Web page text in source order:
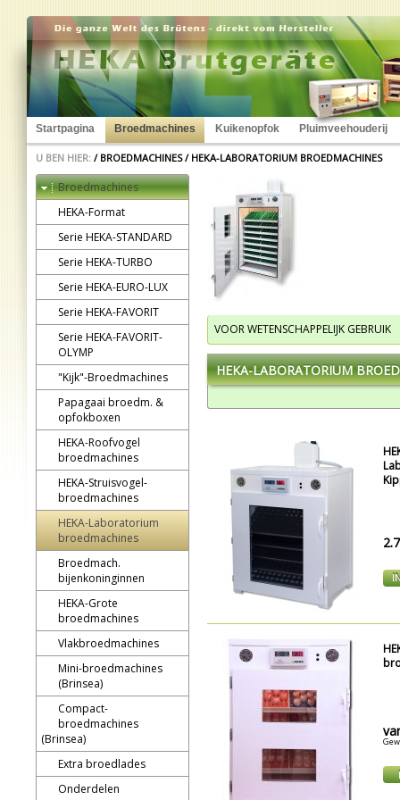
Startpagina Broedmachines Kuikenopfok Pluimveehouderij
U BEN HIER: / BROEDMACHINES/ HEKA-LABORATORIUM BROEDMACHINES
Broedmachines
HEKA-Format
Serie HEKA-STANDARD
Serie HEKA-TURBO
Serie HEKA-EURO-LUX
Serie HEKA-FAVORIT
Serie HEKA-FAVORIT-
OLYMP
"Kijk"-Broedmachines
Papagaai broedm. &
opfokboxen
HEKA-Roofvogel
broedmachines
HEKA-Struisvogel-
broedmachines
HEKA-Laboratorium
broedmachines
Broedmach.
bijenkoninginnen
HEKA-Grote
broedmachines
Vlakbroedmachines
Mini-broedmachines
(Brinsea)
Compact-
broedmachines
(Brinsea)
Extra broedlades
Onderdelen
VOOR WETENSCHAPPELIJK GEBRUIK
HEKA-LABORATORIUM